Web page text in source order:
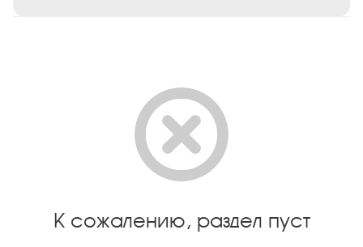
К сожалению, раздел пуст